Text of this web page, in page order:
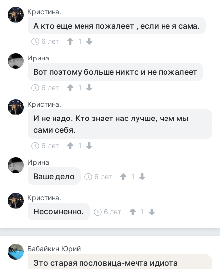
Кристина.
А кто еще меня пожалеет , если не я сама.
6 лет
1
Ирина
Вот поэтому больше никто и не пожалеет
6 лет
1
Кристина.
И не надо. Кто знает нас лучше, чем мы
сами себя.
6 лет
1
Ирина
Ваше дело 6 лет 1
Кристина.
Несомненно. 6 лет 1
Бабайкин Юрий
Это старая пословица-мечта идиота